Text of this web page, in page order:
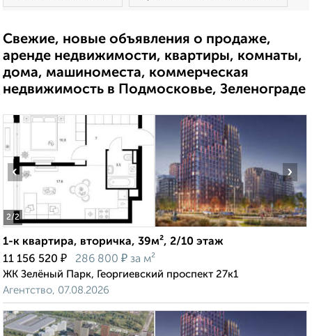
Свежие, новые объявления о продаже,
аренде недвижимости, квартиры, комнаты,
дома, машиноместа, коммерческая
недвижимость в Подмосковье, Зеленограде
2/2
‹ ›
1-к квартира, вторичка, 39м², 2/10 этаж
11 156 520 ₽ 286 800 ₽ за м²
ЖК Зелёный Парк, Георгиевский проспект 27к1
Агентство, 07.08.2026